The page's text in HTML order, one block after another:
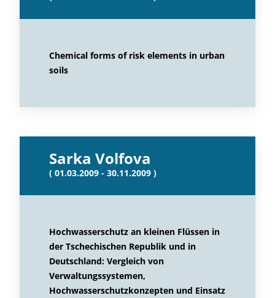
Chemical forms of risk elements in urban
soils
Sarka Volfova
( 01.03.2009 - 30.11.2009 )
Hochwasserschutz an kleinen Flüssen in
der Tschechischen Republik und in
Deutschland: Vergleich von
Verwaltungssystemen,
Hochwasserschutzkonzepten und Einsatz